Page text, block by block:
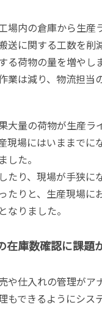
場内の倉庫から生産
送に関する工数を削
る荷物の量を増やし
業は減り、物流担当
大量の荷物が生産ラ
現場にはいままでに
した。
たり、現場が手狭に
たりと、生産現場に
なりました。
在庫数確認に課題
や仕入れの管理がア
もできるようにシス